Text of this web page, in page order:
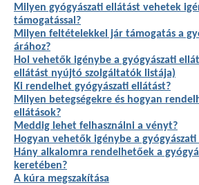
Milyen gyógyászati ellátást vehetek
támogatással?
Milyen feltételekkel jár támogatás a
árához?
Hol vehetők igénybe a gyógyászati
ellátást nyújtó szolgáltatók listája)
Ki rendelhet gyógyászati ellátást?
Milyen betegségekre és hogyan
ellátások?
Meddig lehet felhasználni a vényt?
Hogyan vehetők igénybe a
Hány alkalomra rendelhetőek a
keretében?
A kúra megszakítása